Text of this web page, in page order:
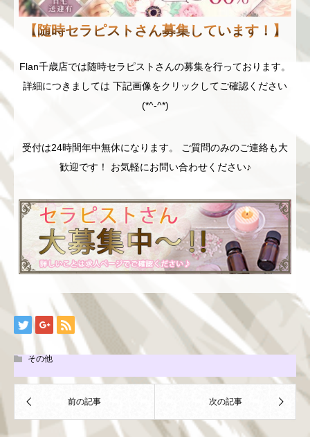
【随時セラピストさん募集しています！】
Flan千歳店では随時セラピストさんの募集を行っております。
詳細につきましては 下記画像をクリックしてご確認ください
(*^-^*)
受付は24時間年中無休になります。 ご質問のみのご連絡も大
歓迎です！ お気軽にお問い合わせください♪
その他